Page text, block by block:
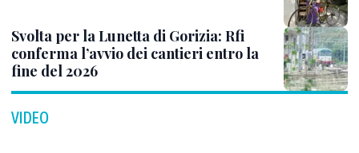
Svolta per la Lunetta di Gorizia: Rfi
conferma l’avvio dei cantieri entro la
fine del 2026
VIDEO